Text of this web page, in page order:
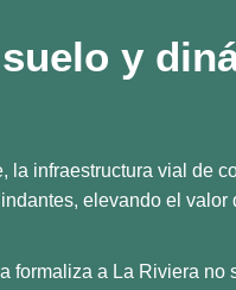
y
la infraestructura vial de
elevando el valor
formaliza a La Riviera